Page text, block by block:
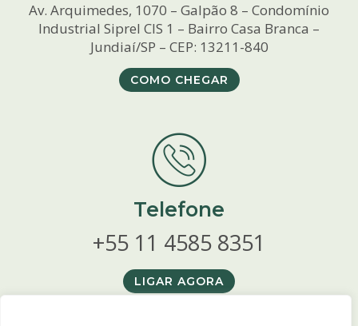
Av. Arquimedes, 1070 – Galpão 8 – Condomínio
Industrial Siprel CIS 1 – Bairro Casa Branca –
Jundiaí/SP – CEP: 13211-840
COMO CHEGAR
Telefone
+55 11 4585 8351
LIGAR AGORA